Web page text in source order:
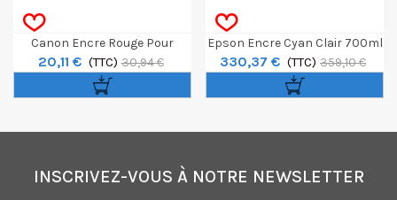
Canon Encre Rouge Pour
Prograf Pro-300 14,4ml
20,11 € (TTC) 30,94 €
Epson Encre Cyan Clair 700ml
T6365
330,37 € (TTC) 359,10 €
INSCRIVEZ-VOUS À NOTRE NEWSLETTER